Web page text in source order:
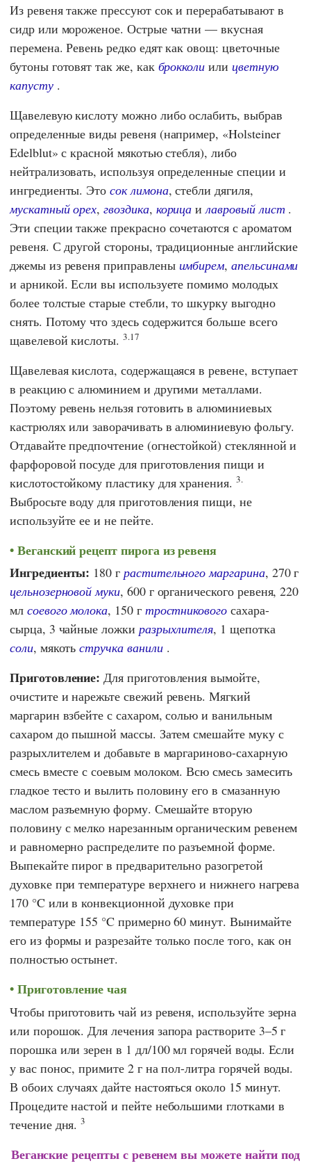
Из ревеня также прессуют сок и перерабатывают в
сидр или мороженое. Острые чатни — вкусная
перемена. Ревень редко едят как овощ: цветочные
бутоны готовят так же, как брокколи или цветную
капусту.
Щавелевую кислоту можно либо ослабить, выбрав
определенные виды ревеня (например, «Holsteiner
Edelblut» с красной мякотью стебля), либо
нейтрализовать, используя определенные специи и
ингредиенты. Этосок лимона, стебли дягиля,
мускатный орех,гвоздика, корица илавровый лист .
Эти специи также прекрасно сочетаются с ароматом
ревеня. С другой стороны, традиционные английские
джемы из ревеня приправлены имбирем,апельсинами
и арникой. Если вы используете помимо молодых
более толстые старые стебли, то шкурку выгодно
снять. Потому что здесь содержится больше всего
щавелевой кислоты. 3.17
Щавелевая кислота, содержащаяся в ревене, вступает
в реакцию с алюминием и другими металлами.
Поэтому ревень нельзя готовить в алюминиевых
кастрюлях или заворачивать в алюминиевую фольгу.
Отдавайте предпочтение (огнестойкой) стеклянной и
фарфоровой посуде для приготовления пищи и
кислотостойкому пластику для хранения. 3.
Выбросьте воду для приготовления пищи, не
используйте ее и не пейте.
Веганский рецепт пирога из ревеня
Ингредиенты: 180 г растительного маргарина, 270 г
цельнозерновой муки, 600 г органического ревеня, 220
мл соевого молока, 150 г тростниковогосахара-
сырца, 3 чайные ложки разрыхлителя, 1 щепотка
соли, мякотьстручка ванили.
Приготовление: Для приготовления вымойте,
очистите и нарежьте свежий ревень. Мягкий
маргарин взбейте с сахаром, солью и ванильным
сахаром до пышной массы. Затем смешайте муку с
разрыхлителем и добавьте в маргариново-сахарную
смесь вместе с соевым молоком. Всю смесь замесить
гладкое тесто и вылить половину его в смазанную
маслом разъемную форму. Смешайте вторую
половину с мелко нарезанным органическим ревенем
и равномерно распределите по разъемной форме.
Выпекайте пирог в предварительно разогретой
духовке при температуре верхнего и нижнего нагрева
170 °C или в конвекционной духовке при
температуре 155 °C примерно 60 минут. Вынимайте
его из формы и разрезайте только после того, как он
полностью остынет.
Приготовление чая
Чтобы приготовить чай из ревеня, используйте зерна
или порошок. Для лечения запора растворите 3–5 г
порошка или зерен в 1 дл/100 мл горячей воды. Если
у вас понос, примите 2 г на пол-литра горячей воды.
В обоих случаях дайте настояться около 15 минут.
Процедите настой и пейте небольшими глотками в
течение дня.3
Веганские рецепты с ревенем вы можете найти под